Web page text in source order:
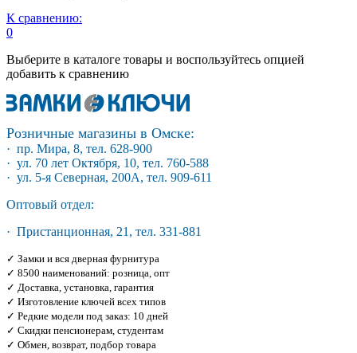
К сравнению:
0
Выберите в каталоге товары и воспользуйтесь опцией
добавить к сравнению
Розничные магазины в Омске:
· пр. Мира, 8, тел. 628-900
· ул. 70 лет Октября, 10, тел. 760-588
· ул. 5-я Северная, 200А, тел. 909-611
Оптовый отдел:
· Пристанционная, 21, тел. 331-881
✓ Замки и вся дверная фурнитура
✓ 8500 наименований: розница, опт
✓ Доставка, установка, гарантия
✓ Изготовление ключей всех типов
✓ Редкие модели под заказ: 10 дней
✓ Скидки пенсионерам, студентам
✓ Обмен, возврат, подбор товара